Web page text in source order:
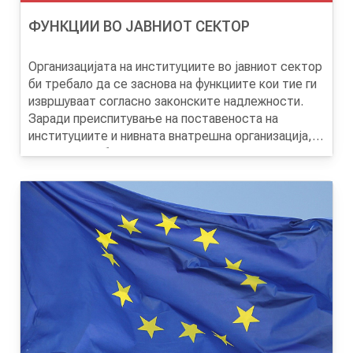
ФУНКЦИИ ВО ЈАВНИОТ СЕКТОР
Организацијата на институциите во јавниот сектор
би требало да се заснова на функциите кои тие ги
извршуваат согласно законските надлежности.
Заради преиспитување на поставеноста на
институциите и нивната внатрешна организација,
ЦУП во соработка со МИОА подготви
заснова на препознавањето на функциите. Ова се
покажа и како најголем предизвик за сите
институции, поради што е неопходно да се
разјаснат карактеристиките на функциите и како и
каде тие би требало да се реализираат.
Препознавањето на функциите е основа и за
идентификување на професиите кои се клучни за
институциите, концентрацијата на
расположливите ресурси, но и за воспоставување
соодветни односи со другите институции заради